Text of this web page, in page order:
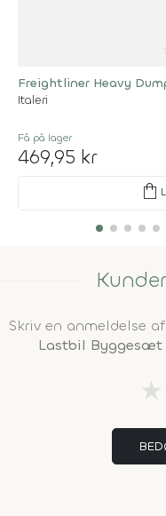
Freightliner Heavy
Italeri
Få på lager
469,95 kr
shopping_bag
Skriv en anmeldelse af
Lastbil Byggesæt
★